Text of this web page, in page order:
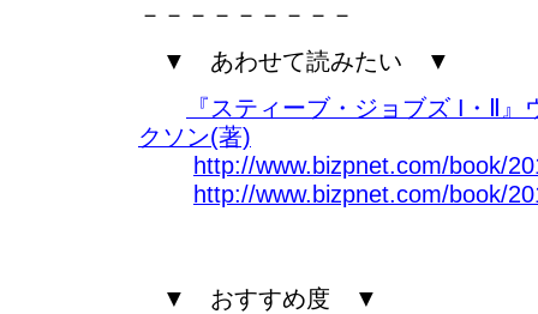
－－－－－－－－－
▼ あわせて読みたい ▼
『スティーブ・ジョブズ I・Ⅱ
クソン(著)
http://www.bizpnet.com/book/
http://www.bizpnet.com/book/
▼ おすすめ度 ▼